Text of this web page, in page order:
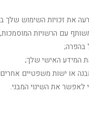
את זכויות השימוש שלך
עם הרשויות המוסמכות,
בהפרה;
המידע האישי שלך;
או ישות משפטיים אחרים
את השינוי המבני.